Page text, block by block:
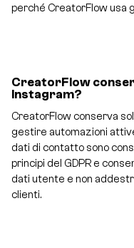
perché CreatorFlow usa
CreatorFlow
Instagram?
CreatorFlow conserva
gestire automazioni
dati di contatto sono
principi del GDPR e
dati utente e non
clienti.